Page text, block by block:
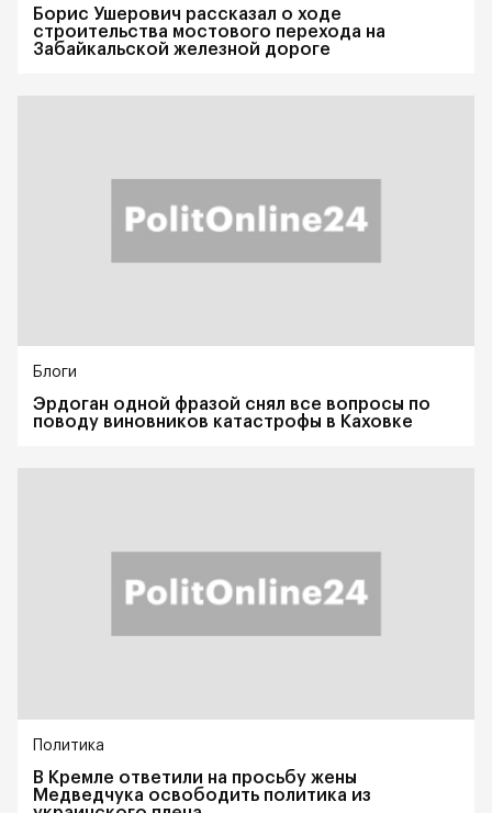
Борис Ушерович рассказал о ходе
строительства мостового перехода на
Забайкальской железной дороге
Блоги
Эрдоган одной фразой снял все вопросы по
поводу виновников катастрофы в Каховке
Политика
В Кремле ответили на просьбу жены
Медведчука освободить политика из